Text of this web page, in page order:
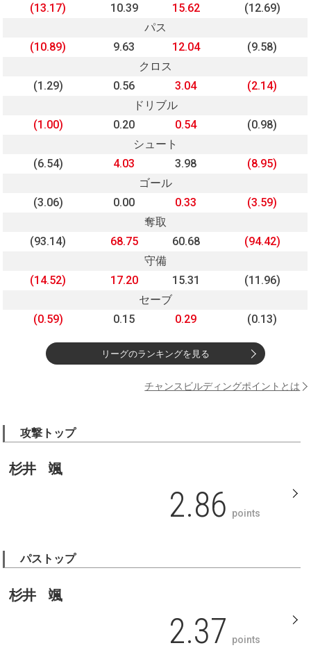
(13.17)
10.39 15.62
(12.69)
パス
(10.89)
9.63 12.04
(9.58)
クロス
(1.29)
0.56 3.04
(2.14)
ドリブル
(1.00)
0.20 0.54
(0.98)
シュート
(6.54)
4.03 3.98
(8.95)
ゴール
(3.06)
0.00 0.33
(3.59)
奪取
(93.14)
68.75 60.68
(94.42)
守備
(14.52)
17.20 15.31
(11.96)
セーブ
(0.59)
0.15 0.29 (0.13)
リーグのランキングを見る
チャンスビルディングポイントとは
攻撃トップ
杉井 颯
2.86 points
パストップ
杉井 颯
2.37 points